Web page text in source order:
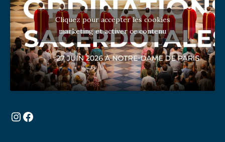
Cliquez pour accepter les cookies
marketing et activer ce contenu
Instagram
Facebook